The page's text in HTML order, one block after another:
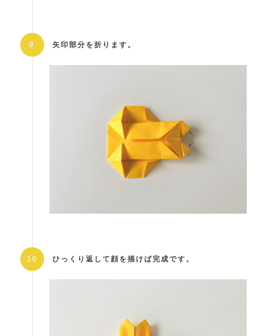
矢印部分を折ります。
ひっくり返して顔を描けば完成です。